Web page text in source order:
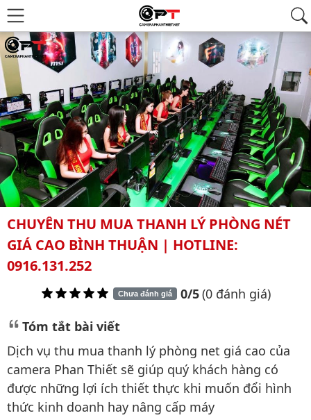
CHUYÊN THU MUA THANH LÝ PHÒNG NÉT
GIÁ CAO BÌNH THUẬN | HOTLINE:
0916.131.252
Chưa đánh giá 0/5(0 đánh giá)
Tóm tắt bài viết
Dịch vụ thu mua thanh lý phòng net giá cao của
camera Phan Thiết sẽ giúp quý khách hàng có
được những lợi ích thiết thực khi muốn đổi hình
thức kinh doanh hay nâng cấp máy